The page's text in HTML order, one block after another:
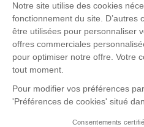
Notre site utilise des cookies
fonctionnement du site. D’autres
être utilisées pour personnaliser
offres commerciales
pour optimiser notre offre. Votre
tout moment.
Pour modifier vos préférences
'Préférences de cookies' situé
Consentements
NOUS SUIVRE
FacebookTwitter Instagram
FLUX RSS
Aucun flux RSS ajouté